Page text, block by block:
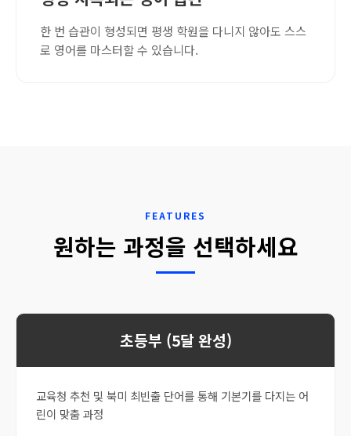
한 번 습관이 형성되면 평생 학원을 다니지 않아도 스스
로 영어를 마스터할 수 있습니다.
FEATURES
원하는 과정을 선택하세요
초등부 (5달 완성)
교육청 추천 및 북미 최빈출 단어를 통해 기본기를 다지는 어
린이 맞춤 과정